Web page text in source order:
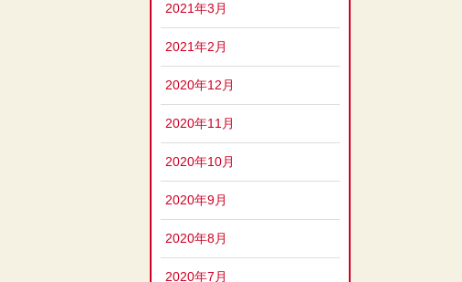
2021年3月
2021年2月
2020年12月
2020年11月
2020年10月
2020年9月
2020年8月
2020年7月